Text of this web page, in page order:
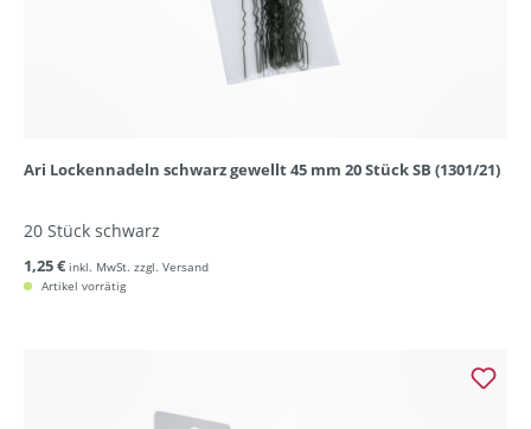
Ari Lockennadeln schwarz gewellt 45 mm 20 Stück SB (1301/21)
20 Stück schwarz
1,25 € inkl. MwSt. zzgl. Versand
Artikel vorrätig